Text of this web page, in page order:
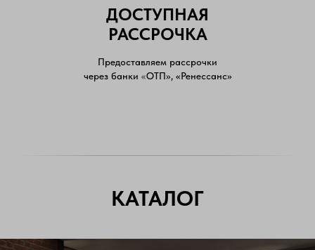
ДОСТУПНАЯ
РАССРОЧКА
Предоставляем рассрочки
через банки «ОТП», «Ренессанс»
КАТАЛОГ